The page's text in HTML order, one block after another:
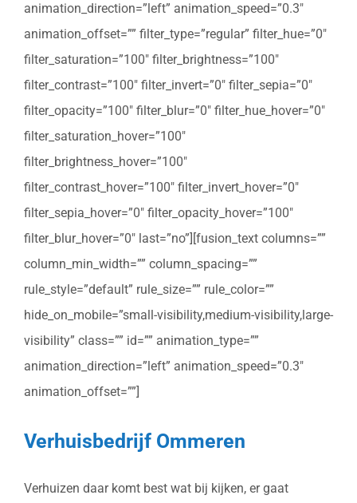
animation_direction=”left” animation_speed=”0.3″
animation_offset=”” filter_type=”regular” filter_hue=”0″
filter_saturation=”100″ filter_brightness=”100″
filter_contrast=”100″ filter_invert=”0″ filter_sepia=”0″
filter_opacity=”100″ filter_blur=”0″ filter_hue_hover=”0″
filter_saturation_hover=”100″
filter_brightness_hover=”100″
filter_contrast_hover=”100″ filter_invert_hover=”0″
filter_sepia_hover=”0″ filter_opacity_hover=”100″
filter_blur_hover=”0″ last=”no”][fusion_text columns=””
column_min_width=”” column_spacing=””
rule_style=”default” rule_size=”” rule_color=””
hide_on_mobile=”small-visibility,medium-visibility,large-
visibility” class=”” id=”” animation_type=””
animation_direction=”left” animation_speed=”0.3″
animation_offset=””]
Verhuisbedrijf Ommeren
Verhuizen daar komt best wat bij kijken, er gaat